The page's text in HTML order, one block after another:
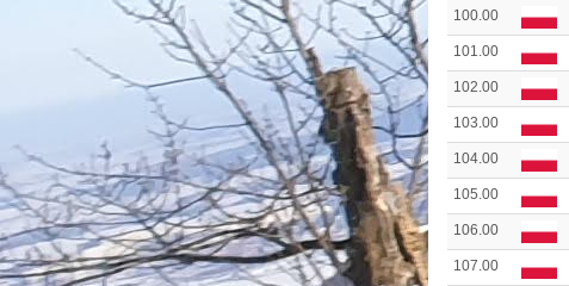
100.00
101.00
102.00
103.00
104.00
105.00
106.00
107.00